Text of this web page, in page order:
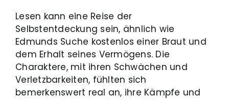
Lesen kann eine Reise der
Selbstentdeckung sein, ähnlich wie
Edmunds Suche kostenlos einer Braut und
dem Erhalt seines Vermögens. Die
Charaktere, mit ihren Schwächen und
Verletzbarkeiten, fühlten sich
bemerkenswert real an, ihre Kämpfe und